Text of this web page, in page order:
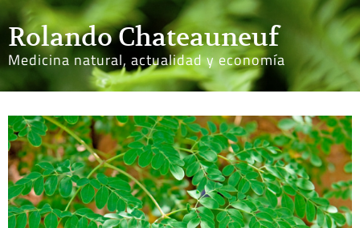
Rolando Chateauneuf
Medicina natural, actualidad y economía